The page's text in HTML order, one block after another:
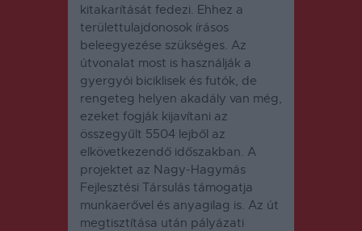
kitakarítását fedezi. Ehhez a
területtulajdonosok írásos
beleegyezése szükséges. Az
útvonalat most is használják a
gyergyói biciklisek és futók, de
rengeteg helyen akadály van még,
ezeket fogják kijavítani az
összegyűlt 5504 lejből az
elkövetkezendő időszakban. A
projektet az Nagy-Hagymás
Fejlesztési Társulás támogatja
munkaerővel és anyagilag is. Az út
megtisztítása után pályázati